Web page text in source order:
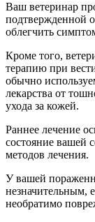
Ваш ветеринар
подтвержденной
облегчить
Кроме того,
терапию при
обычно
лекарства от
ухода за кожей.
Раннее лечение
состояние вашей
методов лечения.
У вашей
незначительным,
необратимо